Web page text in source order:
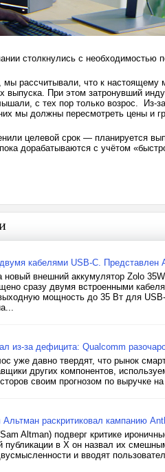
столкнулись с необходимостью
мы рассчитывали, что к настоящему
выпуска. При этом затронувший
с тех пор только возрос. Из-
мы должны пересмотреть цены и
целевой срок — планируется
дорабатываются с учётом
кабелями USB-C. Представлен
новый внешний аккумулятор Zolo
сразу двумя встроенными
мощность до 35 Вт для
из-за дефицита: Qualcomm
уже давно твердят, что рынок
других компонентов,
своим прогнозом по выручке
раскритиковал кампанию
Altman) подверг критике
в X он назвал их
и вводят